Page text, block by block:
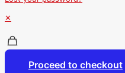
✕
Proceed to checkout